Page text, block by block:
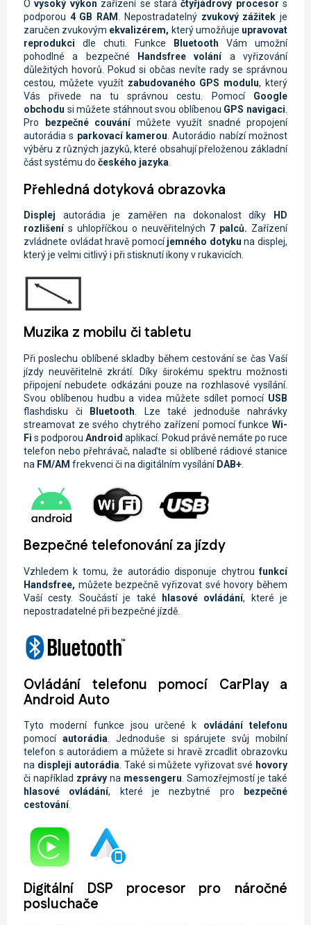
Ovysoký výkon zařízení se staráčtyřjádrový procesor s
podporou 4 GB RAM . Nepostradatelný zvukový zážitek je
zaručen zvukovým ekvalizérem, který umožňuje upravovat
reprodukci dle chuti. Funkce Bluetooth Vám umožní
pohodlné a bezpečné
Handsfree volánía vyřizování
důležitých hovorů. Pokud si občas nevíte rady se správnou
cestou, můžete využít zabudovaného GPS modulu, který
Vás přivede na tu správnou cestu. Pomocí Google
obchodu si můžete stáhnout svou oblíbenou GPS navigaci
Pro
bezpečné couvánímůžete využít snadné propojení
autorádia s parkovací kamerou . Autorádio nabízí možnost
výběru z různých jazyků, které obsahují přeloženou základní
část systému do českého jazyka
Přehledná dotyková obrazovka
Displej autorádia je zaměřen na dokonalost díky
HD
rozlišenís uhlopříčkou o neuvěřitelných 7 palců. Zařízení
zvládnete ovládat hravě pomocíjemného dotyku na displej,
který je velmi citlivý i při stisknutí ikony v rukavicích.
Muzika z mobilu či tabletu
Při poslechu oblíbené skladby během cestování se čas Vaší
jízdy neuvěřitelně zkrátí. Díky širokému spektru možnosti
připojení nebudete odkázáni pouze na rozhlasové vysílání.
Svou oblíbenou hudbu a videa můžete sdílet pomocí USB
flashdisku či Bluetooth . Lze také jednoduše nahrávky
streamovat ze svého chytrého zařízení pomocí funkce Wi-
Fi s podporou Android aplikací. Pokud právě nemáte po ruce
telefon nebo přehrávač, nalaďte si oblíbené rádiové stanice
na FM/AM frekvenci či na digitálním vysíláníDAB+
Bezpečné telefonování za jízdy
Vzhledem k tomu, že autorádio disponuje chytroufunkcí
Handsfree, můžete bezpečně vyřizovat své hovory během
Vaší cesty. Součástí je také hlasové ovládání, které je
nepostradatelné při bezpečné jízdě.
Ovládání telefonu pomocí CarPlay a
Android Auto
Tyto moderní funkce jsou určené k ovládání telefonu
pomocíautorádia . Jednoduše si spárujete svůj mobilní
telefon s autorádiem a můžete si hravě zrcadlit obrazovku
na displeji autorádia . Také si můžete vyřizovat své hovory
či například zprávy na messengeru . Samozřejmostí je také
hlasové ovládání, které je nezbytné pro
bezpečné
cestování.
Digitální DSP procesor pro náročné
posluchače